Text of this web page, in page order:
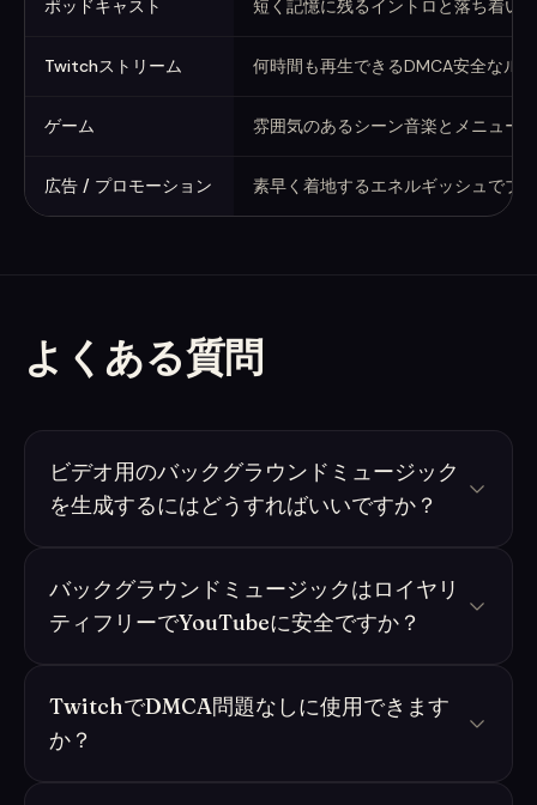
ポッドキャスト 短く記憶に残るイントロと落ち着い
Twitchストリーム 何時間も再生できるDMCA安全なル
ゲーム 雰囲気のあるシーン音楽とメニュー
広告 / プロモーション 素早く着地するエネルギッシュでブ
よくある質問
ビデオ用のバックグラウンドミュージック
を生成するにはどうすればいいですか？
バックグラウンドミュージックはロイヤリ
ティフリーでYouTubeに安全ですか？
TwitchでDMCA問題なしに使用できます
か？